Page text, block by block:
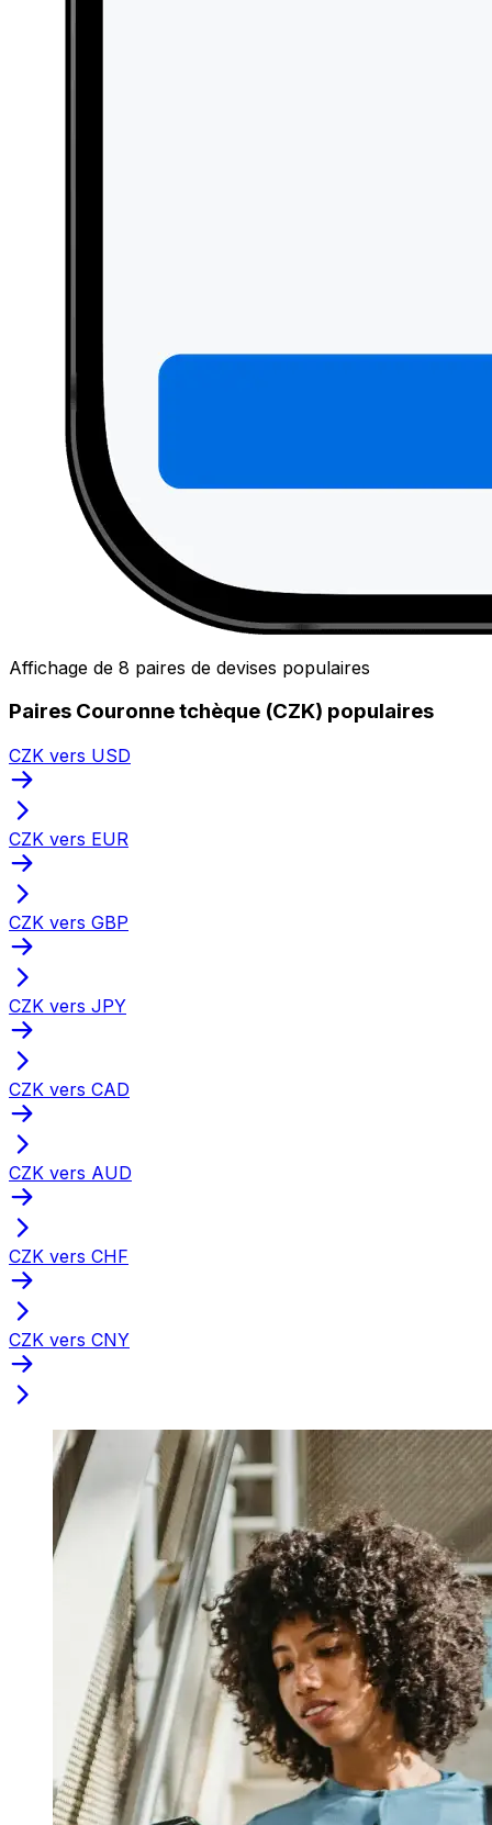
Affichage de 8 paires de devises populaires
Paires Couronne tchèque (CZK) populaires
CZK vers USD
CZK vers EUR
CZK vers GBP
CZK vers JPY
CZK vers CAD
CZK vers AUD
CZK vers CHF
CZK vers CNY